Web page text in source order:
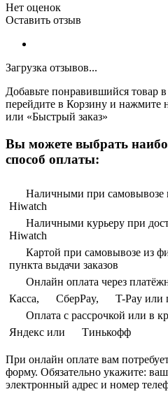
Нет оценок
Оставить отзыв
Загрузка отзывов...
Добавьте понравившийся товар
перейдите в Корзину и нажмите
или «Быстрый заказ»
Вы можете выбрать
способ оплаты:
Наличными при самовывозе
Hiwatch
Наличными курьеру при
Hiwatch
Картой при самовывозе из
пункта выдачи заказов
Онлайн оплата через
Касса,
СберPay, T-Pay или
Оплата с рассрочкой или в
Яндекс или
Тинькофф
При онлайн оплате вам
форму. Обязательно укажите:
электронный адрес и номер